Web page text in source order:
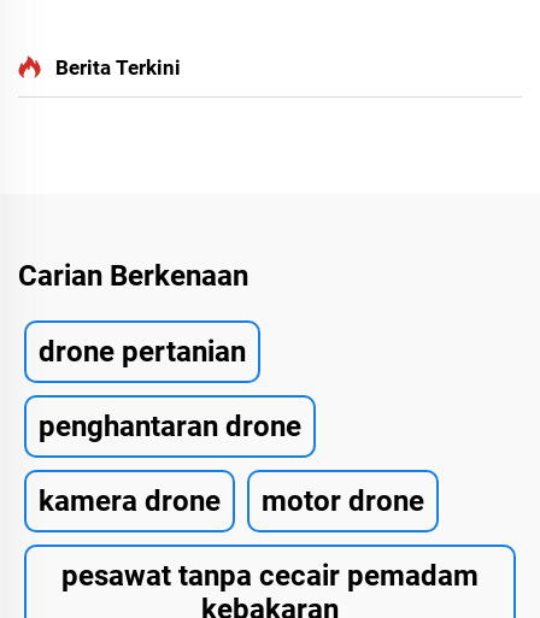
Berita Terkini
Carian Berkenaan
drone pertanian
penghantaran drone
kamera drone motor drone
pesawat tanpa cecair pemadam
kebakaran